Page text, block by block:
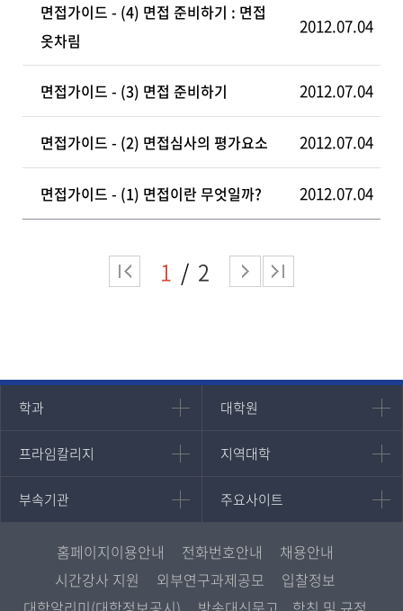
면접가이드 - (4) 면접 준비하기 : 면접
옷차림
2012.07.04
면접가이드 - (3) 면접 준비하기 2012.07.04
면접가이드 - (2) 면접심사의 평가요소 2012.07.04
면접가이드 - (1) 면접이란 무엇일까? 2012.07.04
1 2
학과
인문과학대학
국어국문학과
영어영문학과
일본학과
사회과학대학
대학원
대학원
대학원
경영대학원
프라임칼리지
프라임칼리지
학사학위과정
평생교육과정
지역대학
지역대학
지역대학 포털
서울지역대학
대구경북지역대학
인천지역대학
부속기관
부속기관
중앙도서관
원격교육혁신연구원
통합인문학연구소
디지털미디어센터
주요사이트
주요사이트
멘토링
진로심리상담
교육정보화본부
국립대학육성사업
홈페이지이용안내 전화번호안내
채용안내
시간강사 지원
외부연구과제공모
입찰정보